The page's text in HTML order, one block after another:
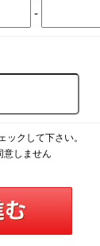
-
ックして下さい。
意しません